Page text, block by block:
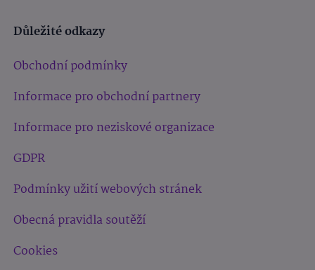
Důležité odkazy
Obchodní podmínky
Informace pro obchodní partnery
Informace pro neziskové organizace
GDPR
Podmínky užití webových stránek
Obecná pravidla soutěží
Cookies